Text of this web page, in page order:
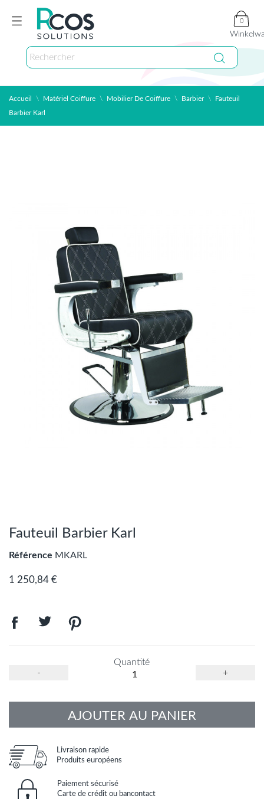
0
Accueil Matériel Coiffure Mobilier De Coiffure Barbier
Fauteuil
Barbier Karl
Fauteuil Barbier Karl
Référence MKARL
1 250,84 €
-
Quantité
+
AJOUTER AU PANIER
Livraison rapide
Produits européens
Paiement sécurisé
Carte de crédit ou bancontact